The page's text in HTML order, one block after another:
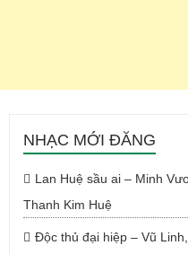
NHẠC MỚI ĐĂNG
Lan Huệ sầu ai – Minh
Thanh Kim Huệ
Độc thủ đại hiệp – Vũ